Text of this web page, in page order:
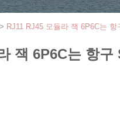
> RJ11 RJ45 모듈라 잭 6P6C는
잭 6P6C는 항